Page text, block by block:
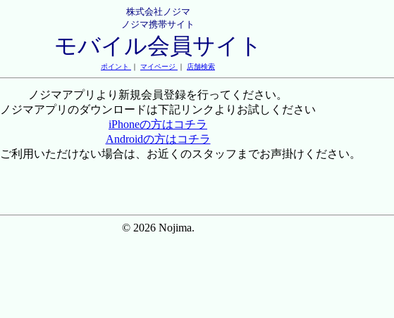
株式会社ノジマ
ノジマ携帯サイト
モバイル会員サイト
ポイント ｜ マイページ ｜ 店舗検索
ノジマアプリより新規会員登録を行ってください。
ノジマアプリのダウンロードは下記リンクよりお試しください
iPhoneの方はコチラ
Androidの方はコチラ
利用いただけない場合は、お近くのスタッフまでお声掛けください。
© 2026 Nojima.